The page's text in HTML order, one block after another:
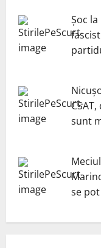
Șoc
sunt
se